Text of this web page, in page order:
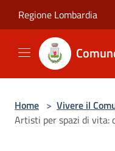
Regione Lombardia
Home > Vivere il
Artisti per spazi di vita: